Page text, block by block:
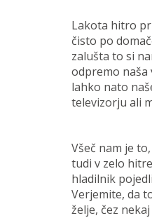
Lakota hitro
čisto po
zalušta to si
odpremo naša
lahko nato
televizorju ali
Všeč nam je
tudi v zelo
hladilnik
Verjemite, da
želje, čez